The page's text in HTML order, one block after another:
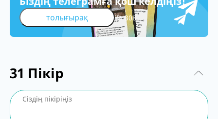
толығырақ 308
31 Пікір